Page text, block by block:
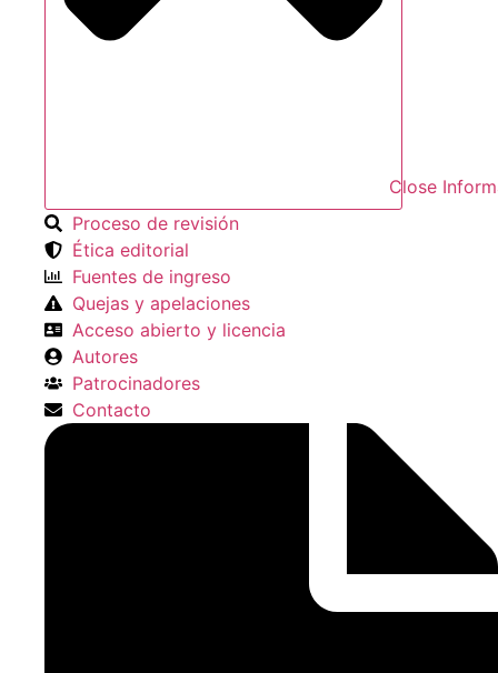
Close
Proceso de revisión
Ética editorial
Fuentes de ingreso
Quejas y apelaciones
Acceso abierto y licencia
Autores
Patrocinadores
Contacto